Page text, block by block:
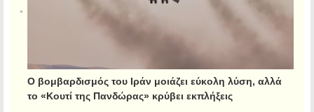
Ο βομβαρδισμός του Ιράν μοιάζει εύκολη λύση, αλλά
το «Κουτί της Πανδώρας» κρύβει εκπλήξεις